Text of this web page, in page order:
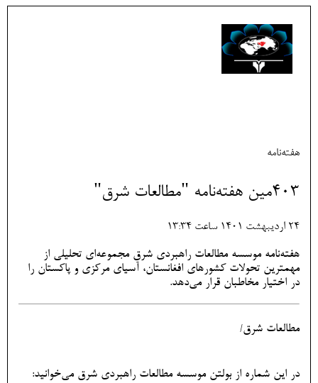
هفته‌نامه
403مین هفته‌نامه "مطالعات شرق"
24 ارديبهشت 1401 ساعت 13:34
هفته‌نامه موسسه مطالعات راهبردی شرق مجموعه‌ای تحلیلی از
مهمترین تحولات کشورهای افغانستان، آسیای مرکزی و پاکستان را
در اختیار مخاطبان قرار می‌دهد.
مطالعات شرق/
در این شماره از بولتن موسسه مطالعات راهبردی شرق می‌خوانید: